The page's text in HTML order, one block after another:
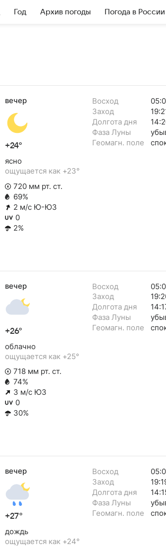
Год Архив погоды Погода в России
вечер
+24°
ясно
ощущается как +23°
720 мм рт. ст.
69%
2 м/с Ю-ЮЗ
0
2%
Восход
Заход
Долгота дня
Фаза Луны
Геомагн. поле
вечер
+26°
облачно
ощущается как +25°
718 мм рт. ст.
74%
3 м/с ЮЗ
0
30%
Восход
Заход
Долгота дня
Фаза Луны
Геомагн. поле
вечер
+27°
дождь
ощущается как +24°
Восход
Заход
Долгота дня
Фаза Луны
Геомагн. поле